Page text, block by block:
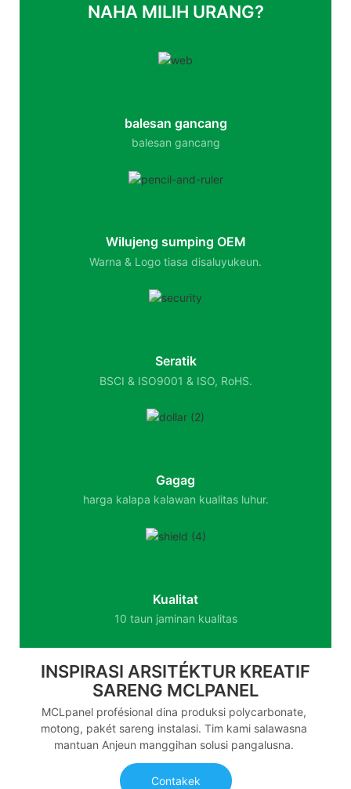
NAHA MILIH URANG?
balesan gancang
balesan gancang
Wilujeng sumping OEM
Warna & Logo tiasa disaluyukeun.
Seratik
BSCI & ISO9001 & ISO, RoHS.
Gagag
harga kalapa kalawan kualitas luhur.
Kualitat
10 taun jaminan kualitas
INSPIRASI ARSITÉKTUR KREATIF
SARENG MCLPANEL
MCLpanel profésional dina produksi polycarbonate,
motong, pakét sareng instalasi. Tim kami salawasna
mantuan Anjeun manggihan solusi pangalusna.
Contakek